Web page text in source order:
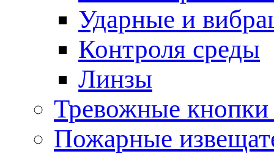
Ударные и
Контроля среды
Линзы
Тревожные кнопки
Пожарные